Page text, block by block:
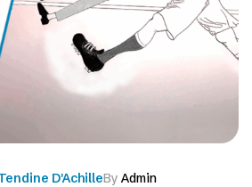
D'AchilleBy Admin